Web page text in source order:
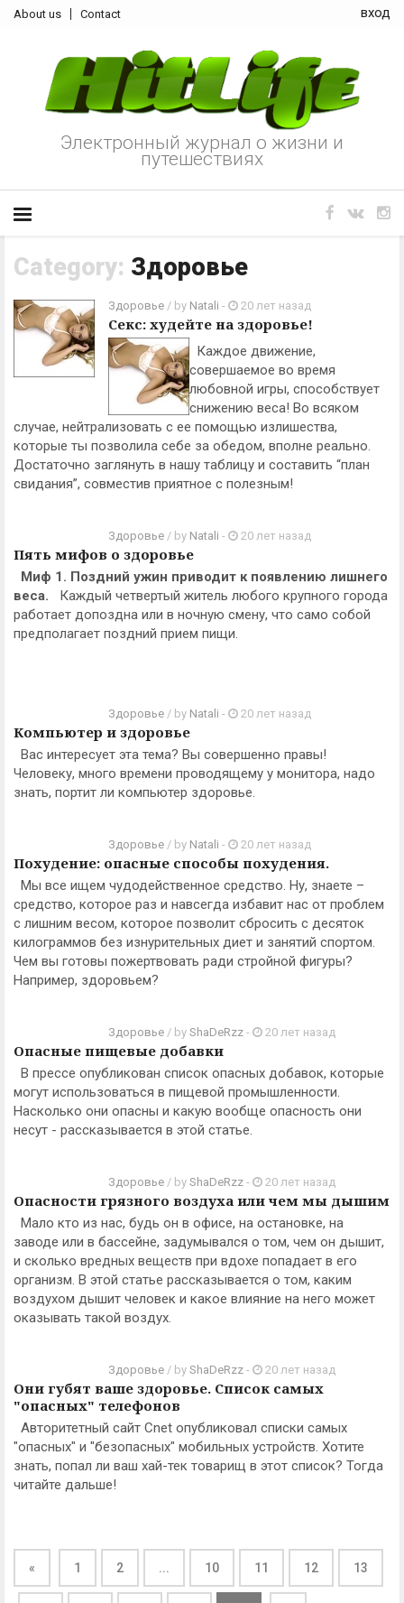
About us Contact вход
Электронный журнал о жизни и
путешествиях
Category: Здоровье
Здоровье / by Natali - 20 лет назад
Секс: худейте на здоровье!
Каждое движение,
совершаемое во время
любовной игры, способствует
снижению веса! Во всяком
случае, нейтрализовать с ее помощью излишества,
которые ты позволила себе за обедом, вполне реально.
Достаточно заглянуть в нашу таблицу и составить “план
свидания”, совместив приятное с полезным!
Здоровье / by Natali - 20 лет назад
Пять мифов о здоровье
Миф 1. Поздний ужин приводит к появлению лишнего
веса.
Каждый четвертый житель любого крупного города
работает допоздна или в ночную смену, что само собой
предполагает поздний прием пищи.
Здоровье / by Natali - 20 лет назад
Компьютер и здоровье
Вас интересует эта тема? Вы совершенно правы!
Человеку, много времени проводящему у монитора, надо
знать, портит ли компьютер здоровье.
Здоровье / by Natali - 20 лет назад
Похудение: опасные способы похудения.
Мы все ищем чудодейственное средство. Ну, знаете –
средство, которое раз и навсегда избавит нас от проблем
с лишним весом, которое позволит сбросить с десяток
килограммов без изнурительных диет и занятий спортом.
Чем вы готовы пожертвовать ради стройной фигуры?
Например, здоровьем?
Здоровье / by ShaDeRzz - 20 лет назад
Опасные пищевые добавки
В прессе опубликован список опасных добавок, которые
могут использоваться в пищевой промышленности.
Насколько они опасны и какую вообще опасность они
несут - рассказывается в этой статье.
Здоровье / by ShaDeRzz - 20 лет назад
Опасности грязного воздуха или чем мы дышим
Мало кто из нас, будь он в офисе, на остановке, на
заводе или в бассейне, задумывался о том, чем он дышит,
и сколько вредных веществ при вдохе попадает в его
организм. В этой статье рассказывается о том, каким
воздухом дышит человек и какое влияние на него может
оказывать такой воздух.
Здоровье / by ShaDeRzz - 20 лет назад
Они губят ваше здоровье. Список самых
"опасных" телефонов
Авторитетный сайт Cnet опубликовал списки самых
"опасных" и "безопасных" мобильных устройств. Хотите
знать, попал ли ваш хай-тек товарищ в этот список? Тогда
читайте дальше!
« 1 2 ... 10 11 12 13